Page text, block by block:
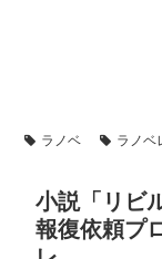
ラノベ ラノベ
小説「リビ
報復依頼プ